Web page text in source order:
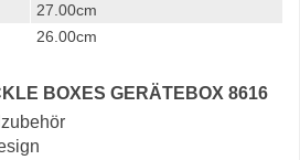
27.00cm
26.00cm
BOXES GERÄTEBOX 8616